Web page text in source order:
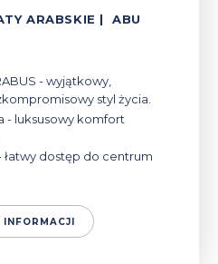
ARABSKIE | ABU
- wyjątkowy,
styl życia.
- luksusowy komfort
łatwy dostęp do centrum
INFORMACJI